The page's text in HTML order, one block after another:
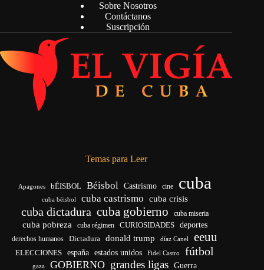
Sobre Nosotros
Contáctanos
Suscripción
Temas para Leer
Apagones bÉISBOL Béisbol Castrismo cine cuba
cuba béisbol cuba castrismo cuba crisis
cuba dictadura cuba gobierno cuba miseria
cuba pobreza cuba régimen CURIOSIDADES deportes
derechos humanos Dictadura donald trump díaz Canel eeuu
ELECCIONES españa estados unidos Fidel Castro fútbol
gaza GOBIERNO grandes ligas Guerra